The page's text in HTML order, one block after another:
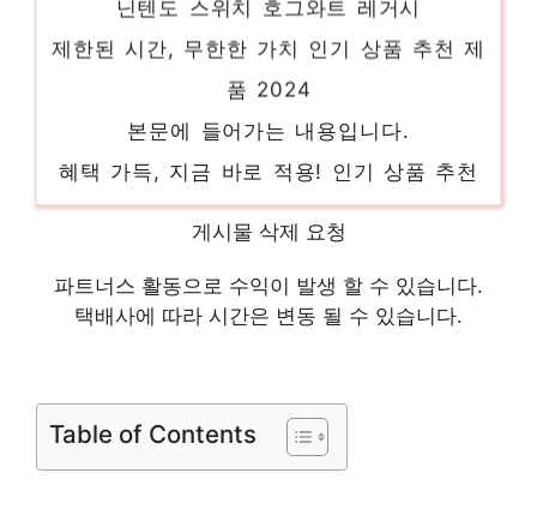
캐치웰 텀블러 다용도 무선 핸디청소기
제한된 시간, 무한한 가치 인기 상품 추천 제
새로운 시작, 새로운 아이템 인기 상품 추천
제품 2024
게시물 삭제 요청
파트너스 활동으로 수익이 발생 할 수 있습니다.
택배사에 따라 시간은 변동 될 수 있습니다.
Table of Contents